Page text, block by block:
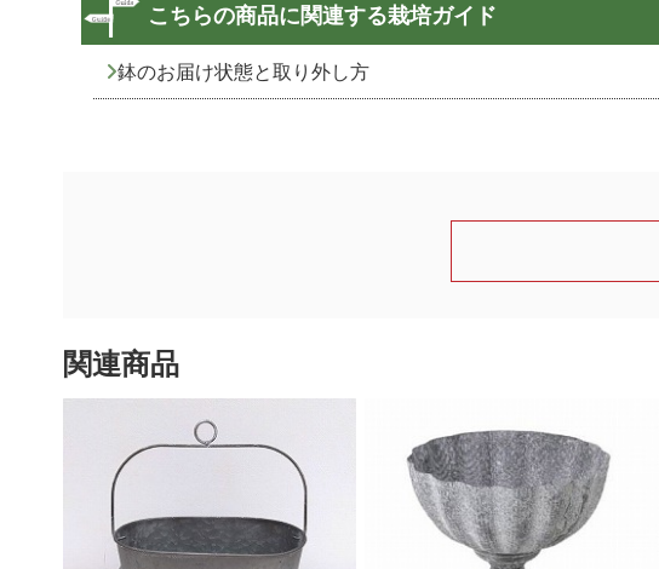
こちらの商品に関連する栽培ガイド
鉢のお届け状態と取り外し方
関連商品